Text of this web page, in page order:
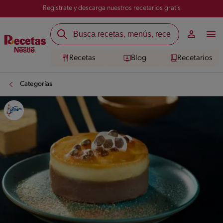
Registrate y descarga nuestros recetarios gratis
Recetas Blog Recetarios
Categorías